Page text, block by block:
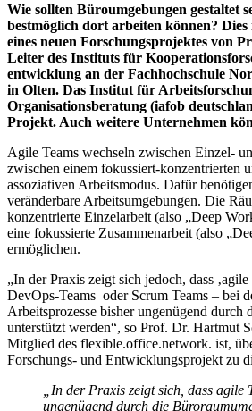
Wie sollten Büroumgebungen gestaltet
bestmöglich dort arbeiten können? Dies
eines neuen Forschungsprojektes von
Leiter des Instituts für
entwicklung an der Fachhochschule
in Olten. Das Institut für
Organisationsberatung (iafob
Projekt. Auch weitere Unternehmen
Agile Teams wechseln zwischen Einzel-
zwischen einem fokussiert-konzentrierten
assoziativen Arbeitsmodus. Dafür
veränderbare Arbeitsumgebungen. Die
konzentrierte Einzelarbeit (also „Deep
eine fokussierte Zusammenarbeit (also
ermöglichen.
„In der Praxis zeigt sich jedoch, dass
DevOps-Teams oder Scrum Teams – bei
Arbeitsprozesse bisher ungenügend durch
unterstützt werden“, so Prof. Dr. Hartmut
Mitglied des flexible.office.network. ist, ü
Forschungs- und Entwicklungsprojekt zu
„In der Praxis zeigt sich, dass agile
ungenügend durch die